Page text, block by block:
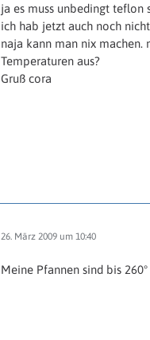
ja es muss unbedingt teflon
ich hab jetzt auch noch
naja kann man nix
Temperaturen aus?
Gruß cora
26. März 2009 um 10:40
Meine Pfannen sind bis